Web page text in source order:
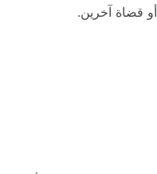
قضاة آخرين.